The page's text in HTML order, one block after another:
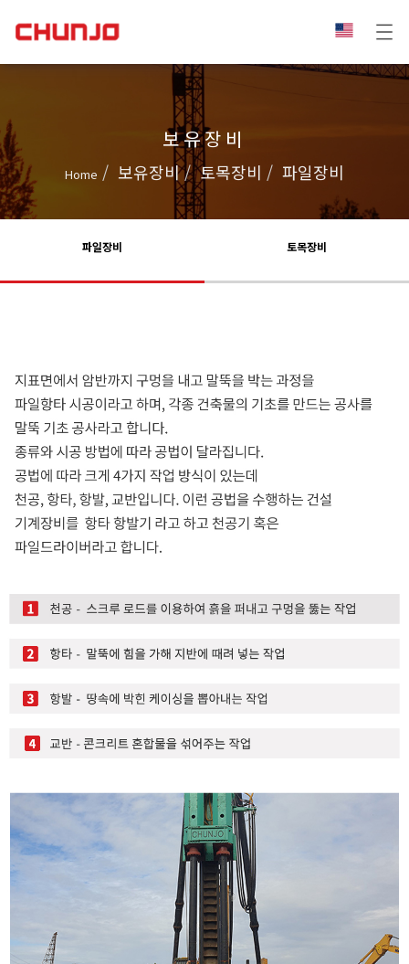
보유장비
Home 보유장비 토목장비 파일장비
파일장비 토목장비